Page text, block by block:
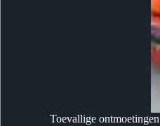
Toevallige ontmoetingen